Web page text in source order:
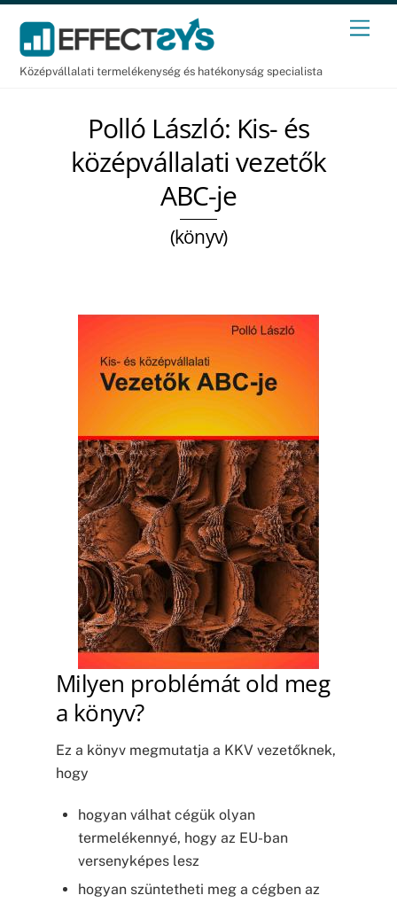
Skip
content
Középvállalati termelékenység és hatékonyság specialista
Polló László: Kis- és
középvállalati vezetők
ABC-je
(könyv)
Milyen problémát old meg
a könyv?
Ez a könyv megmutatja a KKV vezetőknek,
hogy
hogyan válhat cégük olyan
termelékennyé, hogy az EU-ban
versenyképes lesz
hogyan szüntetheti meg a cégben az